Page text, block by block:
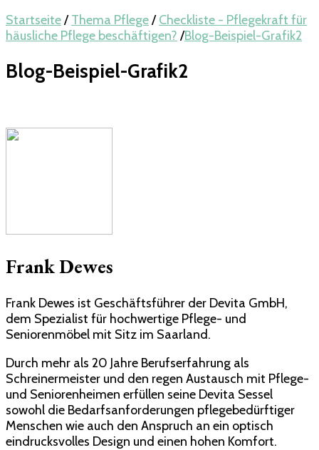
Startseite/ Thema Pflege/ Checkliste - Pflegekraft für
häusliche Pflege beschäftigen? /Blog-Beispiel-Grafik2
Blog-Beispiel-Grafik2
Frank Dewes
Frank Dewes ist Geschäftsführer der Devita GmbH,
dem Spezialist für hochwertige Pflege- und
Seniorenmöbel mit Sitz im Saarland.
Durch mehr als 20 Jahre Berufserfahrung als
Schreinermeister und den regen Austausch mit Pflege-
und Seniorenheimen erfüllen seine Devita Sessel
sowohl die Bedarfsanforderungen pflegebedürftiger
Menschen wie auch den Anspruch an ein optisch
eindrucksvolles Design und einen hohen Komfort.